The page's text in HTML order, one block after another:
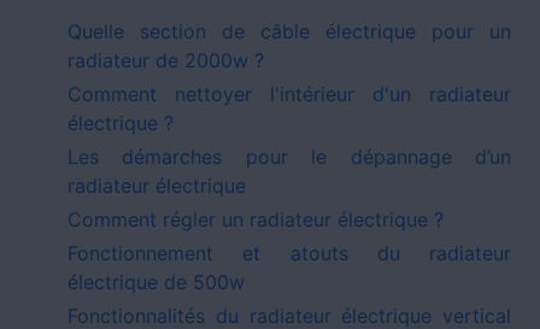
Quelle section de câble électrique pour un
radiateur de 2000w ?
Comment nettoyer l'intérieur d'un radiateur
électrique ?
Les démarches pour le dépannage d’un
radiateur électrique
Comment régler un radiateur électrique ?
Fonctionnement et atouts du radiateur
électrique de 500w
Fonctionnalités du radiateur électrique vertical